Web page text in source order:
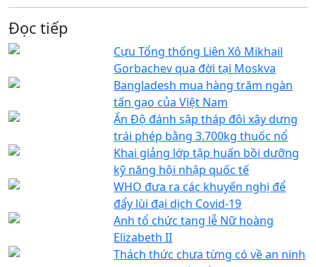
Đọc tiếp
Cựu Tổng thống Liên Xô Mikhail
Gorbachev qua đời tại Moskva
Bangladesh mua hàng trăm ngàn
tấn gạo của Việt Nam
Ấn Độ đánh sập tháp đôi xây dựng
trái phép bằng 3.700kg thuốc nổ
Khai giảng lớp tập huấn bồi dưỡng
kỹ năng hội nhập quốc tế
WHO đưa ra các khuyến nghị để
đẩy lùi đại dịch Covid-19
Anh tổ chức tang lễ Nữ hoàng
Elizabeth II
Thách thức chưa từng có về an ninh